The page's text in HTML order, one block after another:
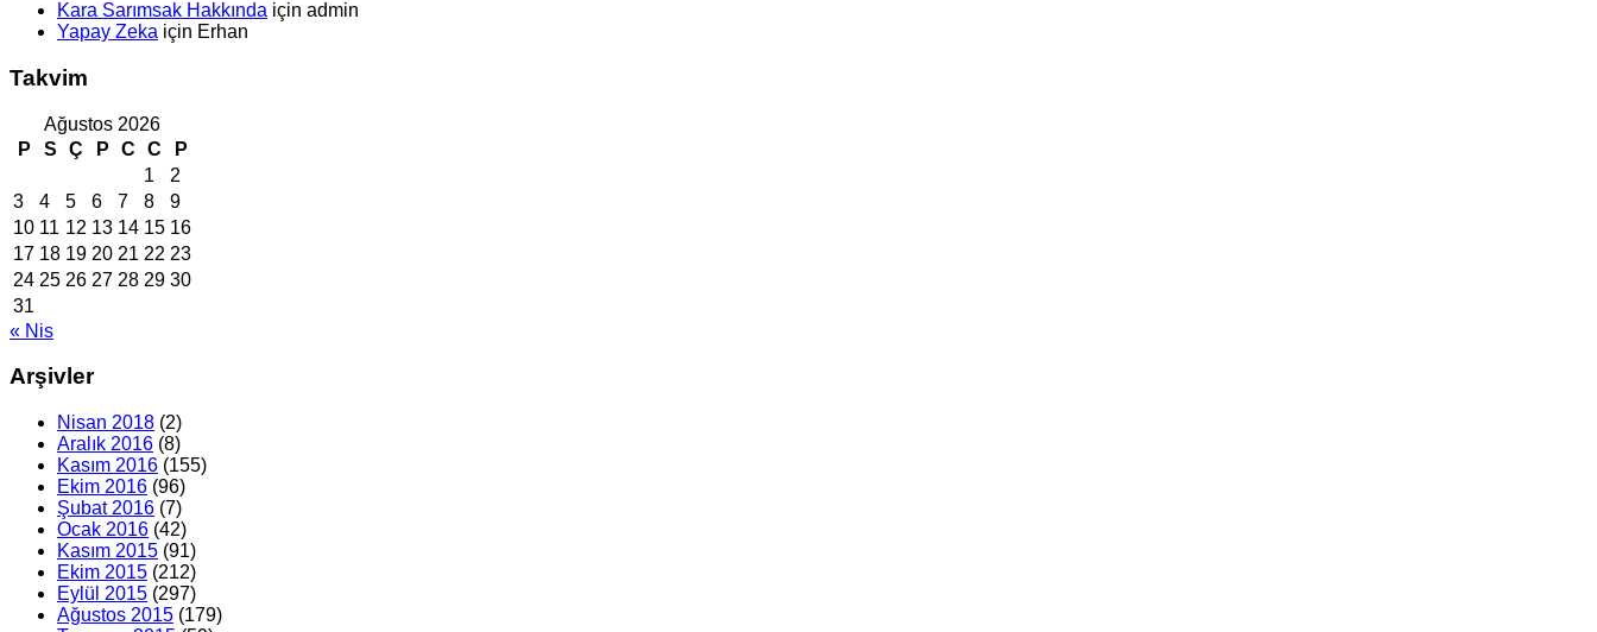
Kara Sarımsak Hakkında için admin
Yapay Zeka için Erhan
Takvim
Ağustos 2026
P
S Ç P C C
P
1
2
3
4 5 6 7 8
9
10 11 12 13 14 15 16
17 18 19 20 21 22 23
24 25 26 27 28 29 30
31
« Nis
Arşivler
Nisan 2018 (2)
Aralık 2016 (8)
Kasım 2016 (155)
Ekim 2016 (96)
Şubat 2016 (7)
Ocak 2016 (42)
Kasım 2015 (91)
Ekim 2015 (212)
Eylül 2015 (297)
Ağustos 2015 (179)